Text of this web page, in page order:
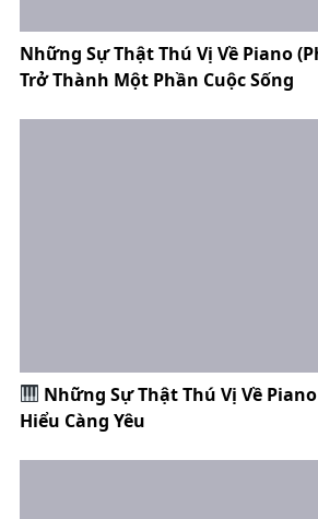
Những Sự Thật Thú Vị Về Piano
Trở Thành Một Phần Cuộc Sống
Những Sự Thật Thú Vị Về
Hiểu Càng Yêu